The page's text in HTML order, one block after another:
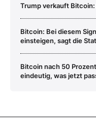
Trump verkauft
Bitcoin: Bei diesem
einsteigen, sagt die
Bitcoin nach 50
eindeutig, was jetzt